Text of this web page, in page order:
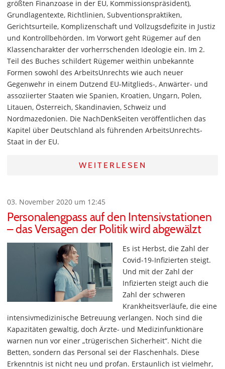
größten Finanzoase in der EU, Kommissionspräsident),
Grundlagentexte, Richtlinien, Subventionspraktiken,
Gerichtsurteile, Komplizenschaft und Vollzugsdefizite in Justiz
und Kontrollbehörden. Im Vorwort geht Rügemer auf den
Klassencharakter der vorherrschenden Ideologie ein. Im 2.
Teil des Buches schildert Rügemer weithin unbekannte
Formen sowohl des ArbeitsUnrechts wie auch neuer
Gegenwehr in einem Dutzend EU-Mitglieds-, Anwärter- und
assoziierter Staaten wie Spanien, Kroatien, Ungarn, Polen,
Litauen, Österreich, Skandinavien, Schweiz und
Nordmazedonien. Die NachDenkSeiten veröffentlichen das
Kapitel über Deutschland als führenden ArbeitsUnrechts-
Staat in der EU.
WEITERLESEN
03. November 2020 um 12:45
Personalengpass auf den Intensivstationen
– das Versagen der Politik wird abgewälzt
Es ist Herbst, die Zahl der
Covid-19-Infizierten steigt.
Und mit der Zahl der
Infizierten steigt auch die
Zahl der schweren
Krankheitsverläufe, die eine
intensivmedizinische Betreuung verlangen. Noch sind die
Kapazitäten gewaltig, doch Ärzte- und Medizinfunktionäre
warnen nun vor einer „trügerischen Sicherheit“. Nicht die
Betten, sondern das Personal sei der Flaschenhals. Diese
Erkenntnis ist nicht neu und profan. Erstaunlich ist vielmehr,